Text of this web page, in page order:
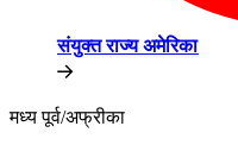
संयुक्त राज्य अमेरिका​​
मध्य पूर्व/अफ्रीका​​